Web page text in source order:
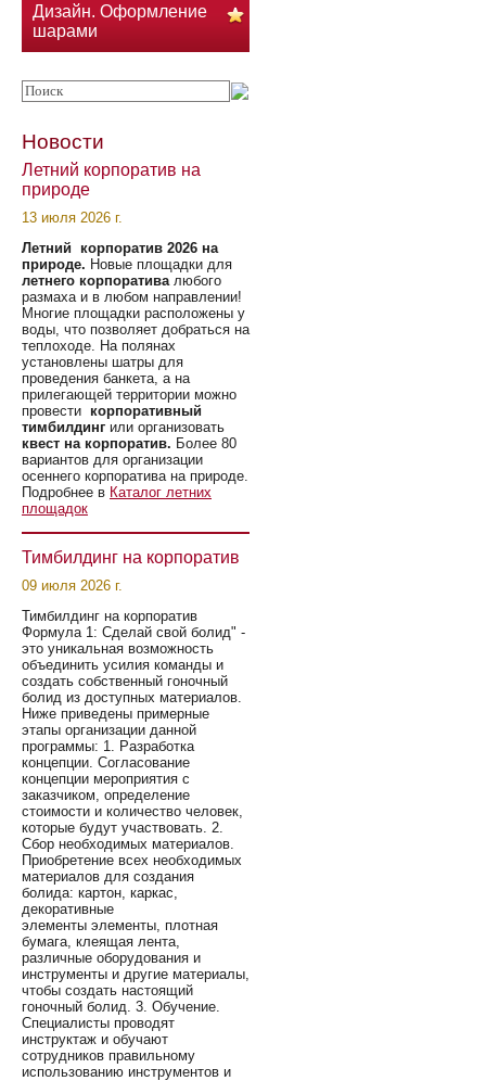
Дизайн. Оформление
шарами
Новости
Летний корпоратив на
природе
13 июля 2026 г.
Летний корпоратив 2026 на
природе. Новые площадки для
летнего корпоративалюбого
размаха и в любом направлении!
Многие площадки расположены у
воды, что позволяет добраться на
теплоходе. На полянах
установлены шатры для
проведения банкета, а на
прилегающей территории можно
провести корпоративный
тимбилдинг или организовать
квест на корпоратив. Более 80
вариантов для организации
осеннего корпоратива на природе.
Подробнее в Каталог летних
площадок
Тимбилдинг на корпоратив
09 июля 2026 г.
Тимбилдинг на корпоратив
Формула 1: Сделай свой болид" -
это уникальная возможность
объединить усилия команды и
создать собственный гоночный
болид из доступных материалов.
Ниже приведены примерные
этапы организации данной
программы: 1. Разработка
концепции. Согласование
концепции мероприятия с
заказчиком, определение
стоимости и количество человек,
которые будут участвовать. 2.
Сбор необходимых материалов.
Приобретение всех необходимых
материалов для создания
болида: картон, каркас,
декоративные
элементы элементы, плотная
бумага, клеящая лента,
различные оборудования и
инструменты и другие материалы,
чтобы создать настоящий
гоночный болид. 3. Обучение.
Специалисты проводят
инструктаж и обучают
сотрудников правильному
использованию инструментов и